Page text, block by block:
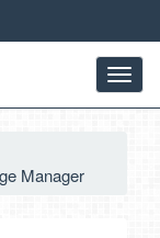
Manager